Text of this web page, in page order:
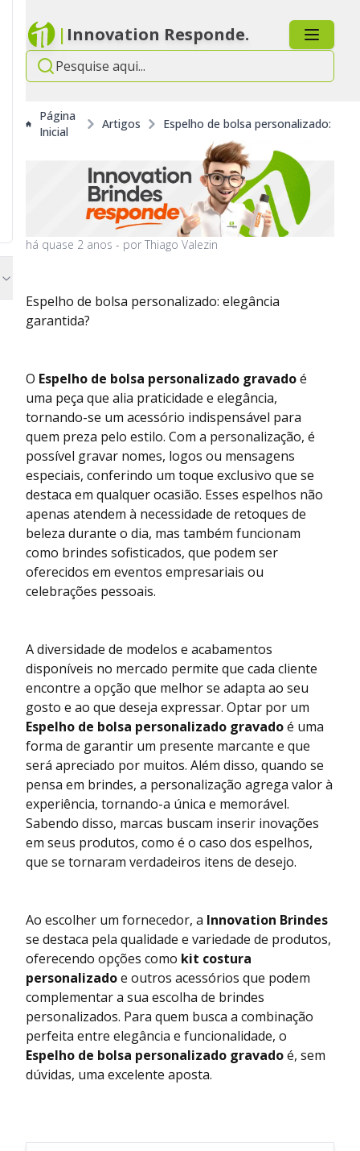
| Innovation Responde.
Página
Inicial
Artigos Espelho de bolsa personalizado:
há quase 2 anos - por Thiago Valezin
Espelho de bolsa personalizado: elegância
garantida?
O Espelho de bolsa personalizado gravadoé
uma peça que alia praticidade e elegância,
tornando-se um acessório indispensável para
quem preza pelo estilo. Com a personalização, é
possível gravar nomes, logos ou mensagens
especiais, conferindo um toque exclusivo que se
destaca em qualquer ocasião. Esses espelhos não
apenas atendem à necessidade de retoques de
beleza durante o dia, mas também funcionam
como brindes sofisticados, que podem ser
oferecidos em eventos empresariais ou
celebrações pessoais.
A diversidade de modelos e acabamentos
disponíveis no mercado permite que cada cliente
encontre a opção que melhor se adapta ao seu
gosto e ao que deseja expressar. Optar por um
Espelho de bolsa personalizado gravadoé uma
forma de garantir um presente marcante e que
será apreciado por muitos. Além disso, quando se
pensa em brindes, a personalização agrega valor à
experiência, tornando-a única e memorável.
Sabendo disso, marcas buscam inserir inovações
em seus produtos, como é o caso dos espelhos,
que se tornaram verdadeiros itens de desejo.
Ao escolher um fornecedor, a Innovation Brindes
se destaca pela qualidade e variedade de produtos,
oferecendo opções como kit costura
personalizadoe outros acessórios que podem
complementar a sua escolha de brindes
personalizados. Para quem busca a combinação
perfeita entre elegância e funcionalidade, o
Espelho de bolsa personalizado gravadoé, sem
dúvidas, uma excelente aposta.